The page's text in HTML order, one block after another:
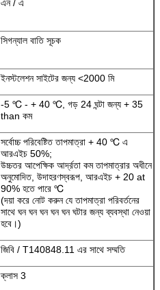
এন / এ
সিগন্যাল বাতি সূচক
ইনস্টলেশন সাইটের জন্য <2000 মি
-5 ℃ - + 40 ℃, গড় 24 ঘন্টা জন্য + 35
than কম
সর্বোচ্চ পরিবেষ্টিত তাপমাত্রা + 40 ℃ এ
আরএইচ 50%;
উচ্চতর আপেক্ষিক আর্দ্রতা কম তাপমাত্রার অধীনে
অনুমোদিত, উদাহরণস্বরূপ, আরএইচ + 20 at
90% হতে পারে ℃
(দয়া করে নোট করুন যে তাপমাত্রা পরিবর্তনের
সাথে ঘন ঘন ঘন ঘন ঘন ঘটার জন্য ব্যবস্থা নেওয়া
হবে।)
জিবি / T140848.11 এর সাথে সম্মতি
ক্লাস 3